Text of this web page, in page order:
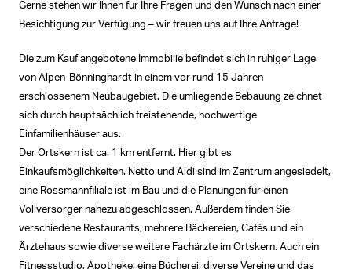
Gerne stehen wir Ihnen für Ihre Fragen und den Wunsch nach einer
Besichtigung zur Verfügung – wir freuen uns auf Ihre Anfrage!
Die zum Kauf angebotene Immobilie befindet sich in ruhiger Lage
von Alpen-Bönninghardt in einem vor rund 15 Jahren
erschlossenem Neubaugebiet. Die umliegende Bebauung zeichnet
sich durch hauptsächlich freistehende, hochwertige
Einfamilienhäuser aus.
Der Ortskern ist ca. 1 km entfernt. Hier gibt es
Einkaufsmöglichkeiten. Netto und Aldi sind im Zentrum angesiedelt,
eine Rossmannfiliale ist im Bau und die Planungen für einen
Vollversorger nahezu abgeschlossen. Außerdem finden Sie
verschiedene Restaurants, mehrere Bäckereien, Cafés und ein
Ärztehaus sowie diverse weitere Fachärzte im Ortskern. Auch ein
Fitnessstudio, Apotheke, eine Bücherei, diverse Vereine und das